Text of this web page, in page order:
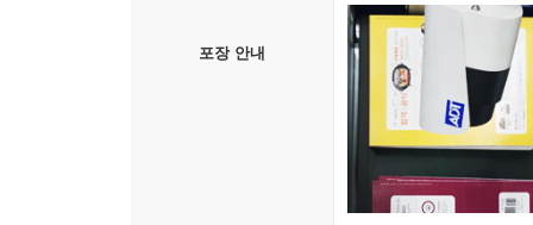
포장 안내